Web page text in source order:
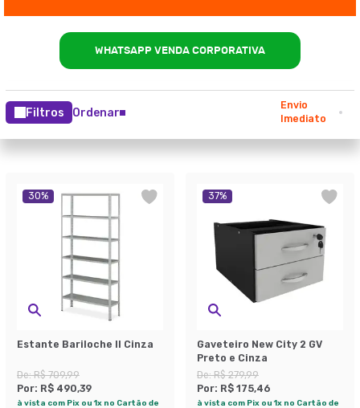
Filtros Ordenar
Envio
Imediato
30%
Estante Bariloche II Cinza
De:R$ 709,99
Por: R$ 490,39
à vista com Pix ou 1x no Cartão de
37%
Gaveteiro New City 2 GV
Preto e Cinza
De:R$ 279,99
Por: R$ 175,46
à vista com Pix ou 1x no Cartão de